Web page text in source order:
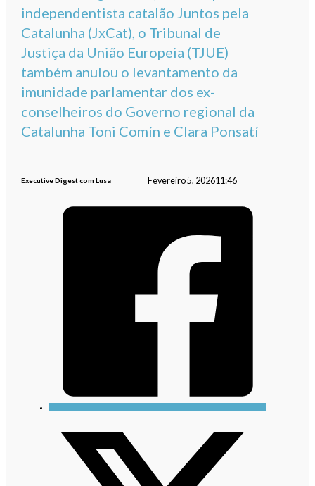
independentista catalão Juntos pela
Catalunha (JxCat), o Tribunal de
Justiça da União Europeia (TJUE)
também anulou o levantamento da
imunidade parlamentar dos ex-
conselheiros do Governo regional da
Catalunha Toni Comín e Clara Ponsatí
Executive Digest com Lusa Fevereiro 5, 202611:46